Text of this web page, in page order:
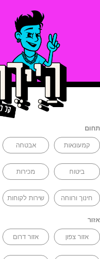
תחום
קמעונאות אבטחה
ביטוח מכירות
חינוך ורווחה שירות לקוחות
אזור
אזור צפון אזור דרום